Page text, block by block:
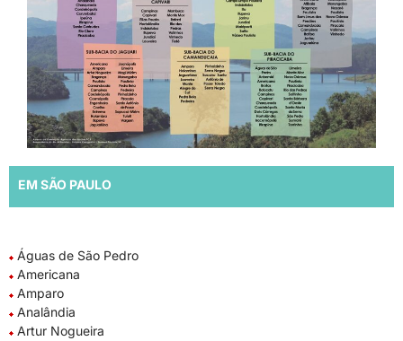
EM SÃO PAULO
Águas de São Pedro
Americana
Amparo
Analândia
Artur Nogueira